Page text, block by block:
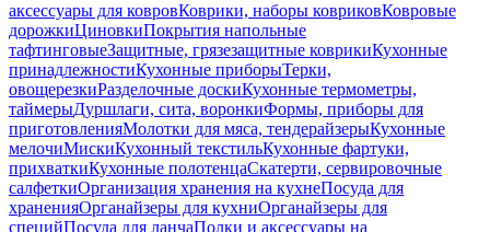
аксессуары для ковровКоврики, наборы ковриковКовровые
дорожкиЦиновкиПокрытия напольные
тафтинговыеЗащитные, грязезащитные коврикиКухонные
принадлежностиКухонные приборыТерки,
овощерезкиРазделочные доскиКухонные термометры,
таймерыДуршлаги, сита, воронкиФормы, приборы для
приготовленияМолотки для мяса, тендерайзерыКухонные
мелочиМискиКухонный текстильКухонные фартуки,
прихваткиКухонные полотенцаСкатерти, сервировочные
салфеткиОрганизация хранения на кухнеПосуда для
храненияОрганайзеры для кухниОрганайзеры для
специйПосуда для ланчаПолки и аксессуары на